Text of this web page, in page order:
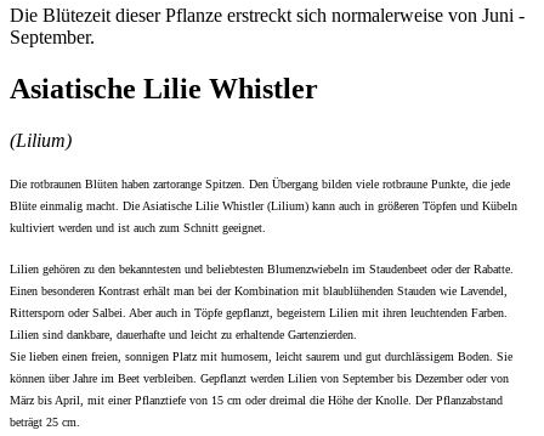
Die Blütezeit dieser Pflanze erstreckt sich normalerweise von Juni -
September.
Asiatische Lilie Whistler
(Lilium)
Die rotbraunen Blüten haben zartorange Spitzen. Den Übergang bilden viele rotbraune Punkte, die jede
Blüte einmalig macht. Die Asiatische Lilie Whistler (Lilium) kann auch in größeren Töpfen und Kübeln
kultiviert werden und ist auch zum Schnitt geeignet.
Lilien gehören zu den bekanntesten und beliebtesten Blumenzwiebeln im Staudenbeet oder der Rabatte.
Einen besonderen Kontrast erhält man bei der Kombination mit blaublühenden Stauden wie Lavendel,
Rittersporn oder Salbei. Aber auch in Töpfe gepflanzt, begeistern Lilien mit ihren leuchtenden Farben.
Lilien sind dankbare, dauerhafte und leicht zu erhaltende Gartenzierden.
Sie lieben einen freien, sonnigen Platz mit humosem, leicht saurem und gut durchlässigem Boden. Sie
können über Jahre im Beet verbleiben. Gepflanzt werden Lilien von September bis Dezember oder von
März bis April, mit einer Pflanztiefe von 15 cm oder dreimal die Höhe der Knolle. Der Pflanzabstand
beträgt 25 cm.